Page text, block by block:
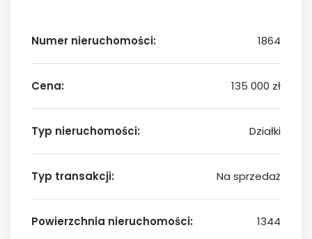
Numer nieruchomości: 1864
Cena: 135 000 zł
Typ nieruchomości: Działki
Typ transakcji: Na sprzedaż
Powierzchnia nieruchomości: 1344